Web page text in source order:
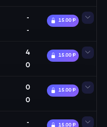
-
-
15.00 Ᵽ
4
0
15.00 Ᵽ
0
0
15.00 Ᵽ
- 15.00 Ᵽ